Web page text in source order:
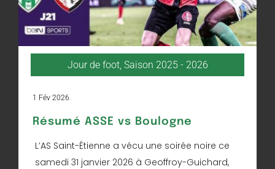
Jour de foot, Saison 2025 - 2026
1 Fév 2026
Résumé ASSE vs Boulogne
L’AS Saint-Étienne a vécu une soirée noire ce
samedi 31 janvier 2026 à Geoffroy-Guichard,